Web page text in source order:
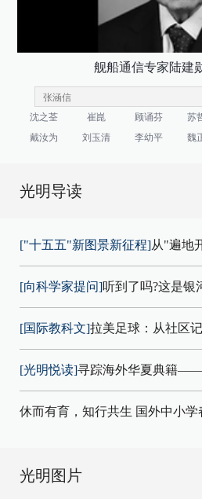
舰船通信专家陆建
沈之荃 崔崑 顾诵芬 苏
戴汝为
刘玉清 李幼平 魏
光明导读
["十五五"新图景新征程]从"遍地
[向科学家提问]听到了吗?这是银
[国际教科文]拉美足球：从社区
[光明悦读]寻踪海外华夏典籍——
休而有育，知行共生 国外中小
光明图片